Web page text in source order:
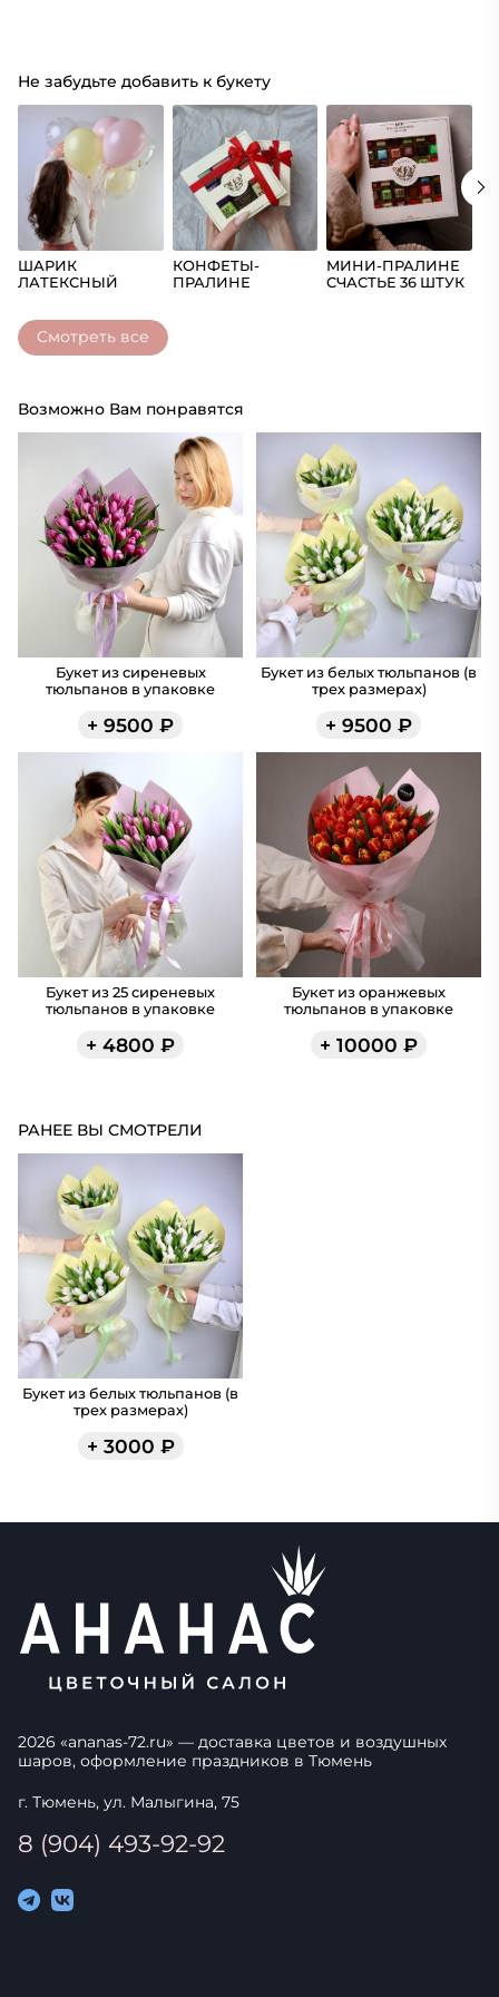
Не забудьте добавить к букету
ШАРИК
ЛАТЕКСНЫЙ
КОНФЕТЫ-
ПРАЛИНЕ
МИНИ-ПРАЛИНЕ
СЧАСТЬЕ 36 ШТУК
Смотреть все
Возможно Вам понравятся
Букет из сиреневых
тюльпанов в упаковке
+ 9500 ₽
Букет из белых тюльпанов (в
трех размерах)
+ 9500 ₽
Букет из 25 сиреневых
тюльпанов в упаковке
+ 4800 ₽
Букет из оранжевых
тюльпанов в упаковке
+ 10000 ₽
РАНЕЕ ВЫ СМОТРЕЛИ
Букет из белых тюльпанов (в
трех размерах)
+ 3000 ₽
2026 «ananas-72.ru» — доставка цветов и воздушных
шаров, оформление праздников в Тюмень
г. Тюмень, ул. Малыгина, 75
8 (904) 493-92-92